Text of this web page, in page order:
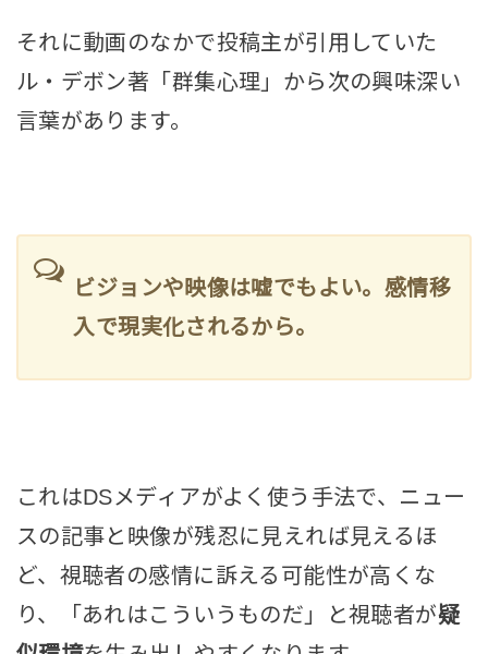
それに動画のなかで投稿主が引用していた
ル・デボン著「群集心理」から次の興味深い
言葉があります。
ビジョンや映像は嘘でもよい。感情移
入で現実化されるから。
これはDSメディアがよく使う手法で、ニュー
スの記事と映像が残忍に見えれば見えるほ
ど、視聴者の感情に訴える可能性が高くな
り、「あれはこういうものだ」と視聴者が疑